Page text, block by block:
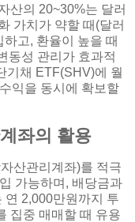
산의 20~30%는 달러
가치가 약할 때(달러
고, 환율이 높을 때
동성 관리가 효과적
기채 ETF(SHV)에 월
익을 동시에 확보할
좌의 활용
산관리계좌)를 적극
가능하며, 배당금과
연 2,000만원까지 투
집중 매매할 때 유용